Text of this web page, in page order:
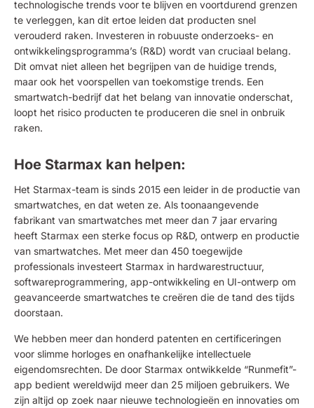
technologische trends voor te blijven en voortdurend grenzen
te verleggen, kan dit ertoe leiden dat producten snel
verouderd raken. Investeren in robuuste onderzoeks- en
ontwikkelingsprogramma’s (R&D) wordt van cruciaal belang.
Dit omvat niet alleen het begrijpen van de huidige trends,
maar ook het voorspellen van toekomstige trends. Een
smartwatch-bedrijf dat het belang van innovatie onderschat,
loopt het risico producten te produceren die snel in onbruik
raken.
Hoe Starmax kan helpen:
Het Starmax-team is sinds 2015 een leider in de productie van
smartwatches, en dat weten ze. Als toonaangevende
fabrikant van smartwatches met meer dan 7 jaar ervaring
heeft Starmax een sterke focus op R&D, ontwerp en productie
van smartwatches. Met meer dan 450 toegewijde
professionals investeert Starmax in hardwarestructuur,
softwareprogrammering, app-ontwikkeling en UI-ontwerp om
geavanceerde smartwatches te creëren die de tand des tijds
doorstaan.
We hebben meer dan honderd patenten en certificeringen
voor slimme horloges en onafhankelijke intellectuele
eigendomsrechten. De door Starmax ontwikkelde “Runmefit”-
app bedient wereldwijd meer dan 25 miljoen gebruikers. We
zijn altijd op zoek naar nieuwe technologieën en innovaties om